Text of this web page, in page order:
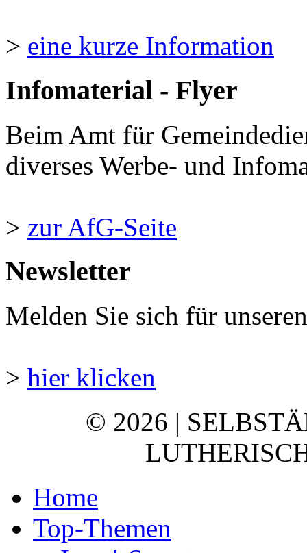
> eine kurze Information
Infomaterial - Flyer
Beim Amt für
diverses Werbe- und
> zur AfG-Seite
Newsletter
Melden Sie sich für
> hier klicken
© 2026 |
Home
Top-Themen